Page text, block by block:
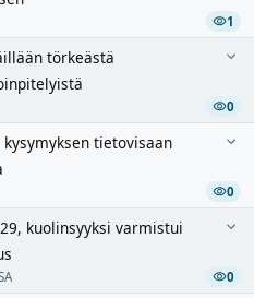
1
törkeästä
0
tietovisaan
0
kuolinsyyksi varmistui
0